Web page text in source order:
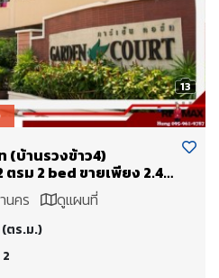
13
(บ้านรวงข้าว4)
รม 2 bed ขายเพียง 2.49
ข้าเมืองไม่เกิน 15 นาที
นคร ดูแผนที่
(ตร.ม.)
2